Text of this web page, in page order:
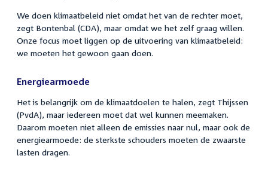
We doen klimaatbeleid niet omdat het van de rechter moet,
zegt Bontenbal (CDA), maar omdat we het zelf graag willen.
Onze focus moet liggen op de uitvoering van klimaatbeleid:
we moeten het gewoon gaan doen.
Energiearmoede
Het is belangrijk om de klimaatdoelen te halen, zegt Thijssen
(PvdA), maar iedereen moet dat wel kunnen meemaken.
Daarom moeten niet alleen de emissies naar nul, maar ook de
energiearmoede: de sterkste schouders moeten de zwaarste
lasten dragen.